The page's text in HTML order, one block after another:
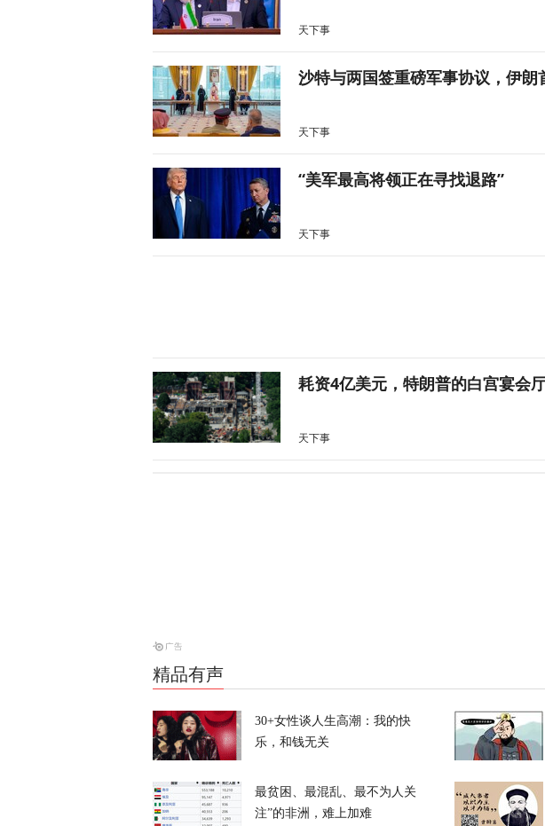
天下事
沙特与两国签重磅军事协议，伊朗
天下事
“美军最高将领正在寻找退路”
天下事
耗资4亿美元，特朗普的白宫宴会
天下事
特朗普：我的支持率应该是150%
天下事
精品有声
30+女性谈人生高潮：我的快
乐，和钱无关
最贫困、最混乱、最不为人关
注”的非洲，难上加难